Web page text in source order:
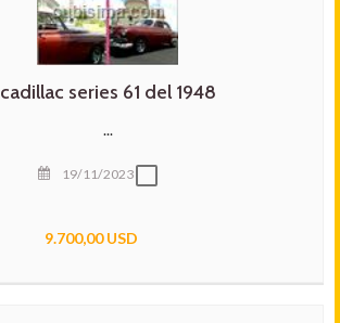
cadillac series 61 del 1948
...
19/11/2023
9.700,00 USD